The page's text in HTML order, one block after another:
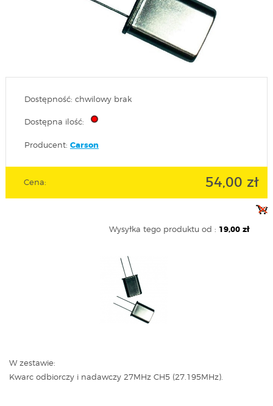
Dostępność: chwilowy brak
Dostępna ilość:
Producent: Carson
Cena: 54,00 zł
Wysyłka tego produktu od : 19,00 zł
W zestawie:
Kwarc odbiorczy i nadawczy 27MHz CH5 (27.195MHz).